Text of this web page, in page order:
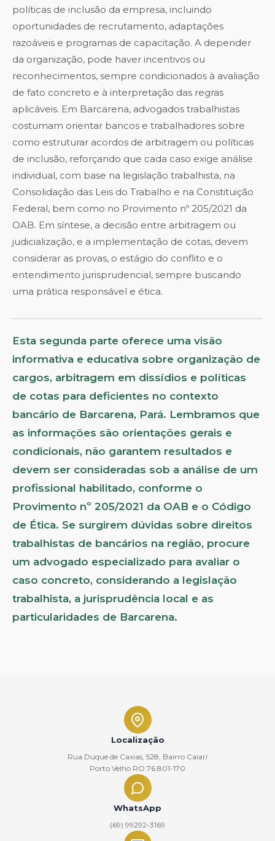
políticas de inclusão da empresa, incluindo
oportunidades de recrutamento, adaptações
razoáveis e programas de capacitação. A depender
da organização, pode haver incentivos ou
reconhecimentos, sempre condicionados à avaliação
de fato concreto e à interpretação das regras
aplicáveis. Em Barcarena, advogados trabalhistas
costumam orientar bancos e trabalhadores sobre
como estruturar acordos de arbitragem ou políticas
de inclusão, reforçando que cada caso exige análise
individual, com base na legislação trabalhista, na
Consolidação das Leis do Trabalho e na Constituição
Federal, bem como no Provimento nº 205/2021 da
OAB. Em síntese, a decisão entre arbitragem ou
judicialização, e a implementação de cotas, devem
considerar as provas, o estágio do conflito e o
entendimento jurisprudencial, sempre buscando
uma prática responsável e ética.
Esta segunda parte oferece uma visão
informativa e educativa sobre organização de
cargos, arbitragem em dissídios e políticas
de cotas para deficientes no contexto
bancário de Barcarena, Pará. Lembramos que
as informações são orientações gerais e
condicionais, não garantem resultados e
devem ser consideradas sob a análise de um
profissional habilitado, conforme o
Provimento nº 205/2021 da OAB e o Código
de Ética. Se surgirem dúvidas sobre direitos
trabalhistas de bancários na região, procure
um advogado especializado para avaliar o
caso concreto, considerando a legislação
trabalhista, a jurisprudência local e as
particularidades de Barcarena.
Localização
Rua Duque de Caxias, 528, Bairro Caiarí
Porto Velho RO 76.801-170
WhatsApp
(69) 99292-3169